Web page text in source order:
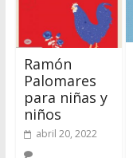
Ramón
Palomares
para niñas y
niños
abril 20, 2022